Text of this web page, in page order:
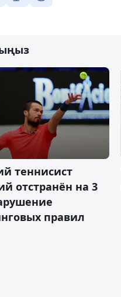
теннисист
отстранён на 3
правил